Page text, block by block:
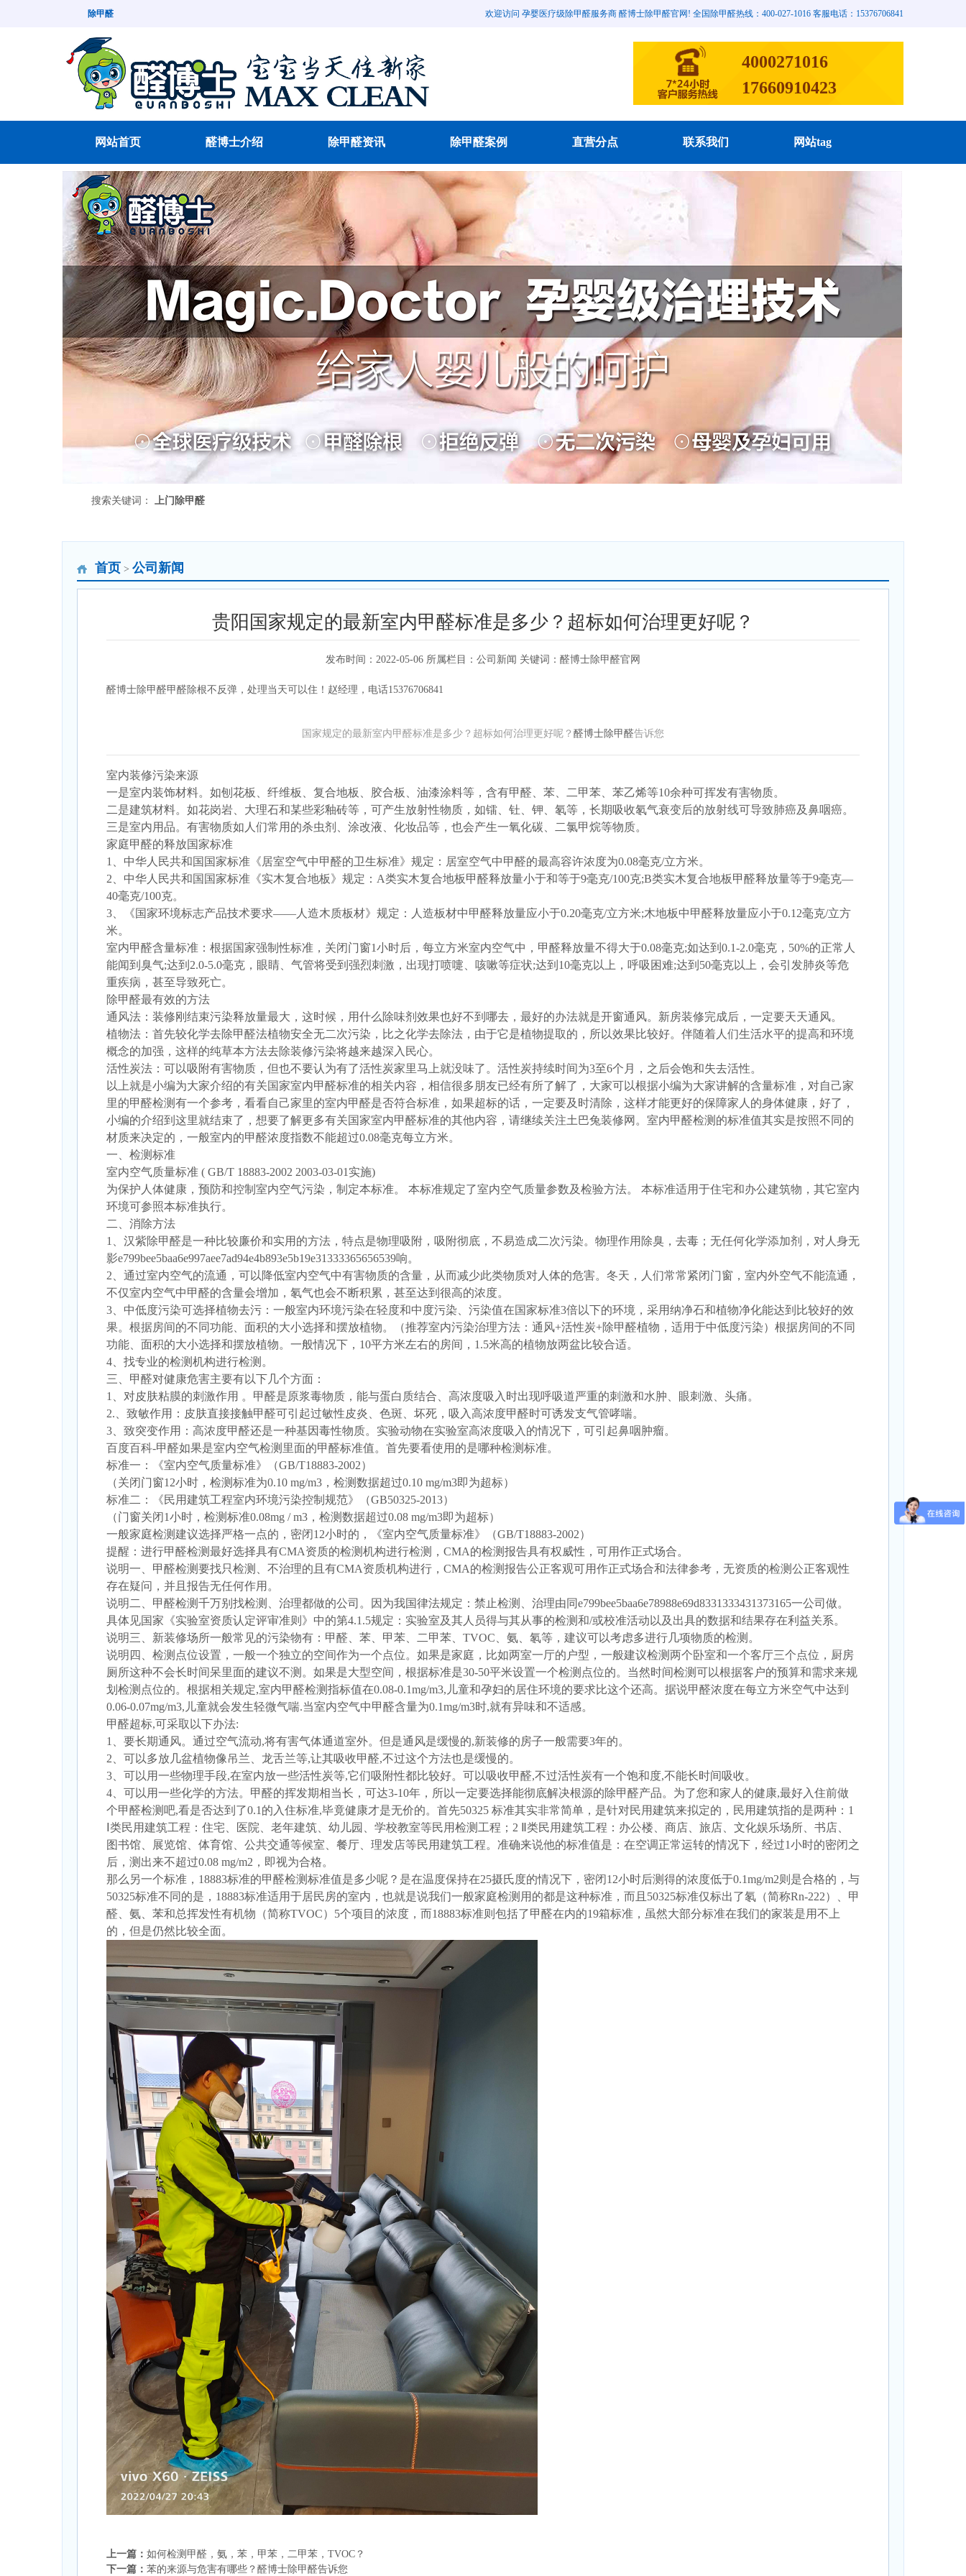
欢迎访问 孕婴医疗级除甲醛服务商 醛博士除甲醛官网! 全国除甲醛热线：400-027-1016 客服电话：15376706841
除甲醛
4000271016
17660910423
网站首页 醛博士介绍 除甲醛资讯 除甲醛案例 直营分点 联系我们 网站tag
搜索关键词： 上门除甲醛
首页 > 公司新闻
贵阳国家规定的最新室内甲醛标准是多少？超标如何治理更好呢？
发布时间：2022-05-06 所属栏目：公司新闻 关键词：醛博士除甲醛官网
醛博士除甲醛甲醛除根不反弹，处理当天可以住！赵经理，电话15376706841
国家规定的最新室内甲醛标准是多少？超标如何治理更好呢？ 醛博士除甲醛告诉您
室内装修污染来源
一是室内装饰材料。如刨花板、纤维板、复合地板、胶合板、油漆涂料等，含有甲醛、苯、二甲苯、苯乙烯等10余种可挥发有害物质。
二是建筑材料。如花岗岩、大理石和某些彩釉砖等，可产生放射性物质，如镭、钍、钾、氡等，长期吸收氡气衰变后的放射线可导致肺癌及鼻咽癌。
三是室内用品。有害物质如人们常用的杀虫剂、涂改液、化妆品等，也会产生一氧化碳、二氯甲烷等物质。
家庭甲醛的释放国家标准
1、中华人民共和国国家标准《居室空气中甲醛的卫生标准》规定：居室空气中甲醛的最高容许浓度为0.08毫克/立方米。
2、中华人民共和国国家标准《实木复合地板》规定：A类实木复合地板甲醛释放量小于和等于9毫克/100克;B类实木复合地板甲醛释放量等于9毫克—
40毫克/100克。
3、《国家环境标志产品技术要求——人造木质板材》规定：人造板材中甲醛释放量应小于0.20毫克/立方米;木地板中甲醛释放量应小于0.12毫克/立方
米。
室内甲醛含量标准：根据国家强制性标准，关闭门窗1小时后，每立方米室内空气中，甲醛释放量不得大于0.08毫克;如达到0.1-2.0毫克，50%的正常人
能闻到臭气;达到2.0-5.0毫克，眼睛、气管将受到强烈刺激，出现打喷嚏、咳嗽等症状;达到10毫克以上，呼吸困难;达到50毫克以上，会引发肺炎等危
重疾病，甚至导致死亡。
除甲醛最有效的方法
通风法：装修刚结束污染释放量最大，这时候，用什么除味剂效果也好不到哪去，最好的办法就是开窗通风。新房装修完成后，一定要天天通风。
植物法：首先较化学去除甲醛法植物安全无二次污染，比之化学去除法，由于它是植物提取的，所以效果比较好。伴随着人们生活水平的提高和环境
概念的加强，这样的纯草本方法去除装修污染将越来越深入民心。
活性炭法：可以吸附有害物质，但也不要认为有了活性炭家里马上就没味了。活性炭持续时间为3至6个月，之后会饱和失去活性。
以上就是小编为大家介绍的有关国家室内甲醛标准的相关内容，相信很多朋友已经有所了解了，大家可以根据小编为大家讲解的含量标准，对自己家
里的甲醛检测有一个参考，看看自己家里的室内甲醛是否符合标准，如果超标的话，一定要及时清除，这样才能更好的保障家人的身体健康，好了，
小编的介绍到这里就结束了，想要了解更多有关国家室内甲醛标准的其他内容，请继续关注土巴兔装修网。室内甲醛检测的标准值其实是按照不同的
材质来决定的，一般室内的甲醛浓度指数不能超过0.08毫克每立方米。
一、检测标准
室内空气质量标准 ( GB/T 18883-2002 2003-03-01实施)
为保护人体健康，预防和控制室内空气污染，制定本标准。 本标准规定了室内空气质量参数及检验方法。 本标准适用于住宅和办公建筑物，其它室内
环境可参照本标准执行。
二、消除方法
1、汉紫除甲醛是一种比较廉价和实用的方法，特点是物理吸附，吸附彻底，不易造成二次污染。物理作用除臭，去毒；无任何化学添加剂，对人身无
影e799bee5baa6e997aee7ad94e4b893e5b19e31333365656539响。
2、通过室内空气的流通，可以降低室内空气中有害物质的含量，从而减少此类物质对人体的危害。冬天，人们常常紧闭门窗，室内外空气不能流通，
不仅室内空气中甲醛的含量会增加，氡气也会不断积累，甚至达到很高的浓度。
3、中低度污染可选择植物去污：一般室内环境污染在轻度和中度污染、污染值在国家标准3倍以下的环境，采用纳净石和植物净化能达到比较好的效
果。根据房间的不同功能、面积的大小选择和摆放植物。（推荐室内污染治理方法：通风+活性炭+除甲醛植物，适用于中低度污染）根据房间的不同
功能、面积的大小选择和摆放植物。一般情况下，10平方米左右的房间，1.5米高的植物放两盆比较合适。
4、找专业的检测机构进行检测。
三、甲醛对健康危害主要有以下几个方面：
1、对皮肤粘膜的刺激作用 。甲醛是原浆毒物质，能与蛋白质结合、高浓度吸入时出现呼吸道严重的刺激和水肿、眼刺激、头痛。
2.、致敏作用：皮肤直接接触甲醛可引起过敏性皮炎、色斑、坏死，吸入高浓度甲醛时可诱发支气管哮喘。
3、致突变作用：高浓度甲醛还是一种基因毒性物质。实验动物在实验室高浓度吸入的情况下，可引起鼻咽肿瘤。
百度百科-甲醛如果是室内空气检测里面的甲醛标准值。首先要看使用的是哪种检测标准。
标准一：《室内空气质量标准》（GB/T18883-2002）
（关闭门窗12小时，检测标准为0.10 mg/m3，检测数据超过0.10 mg/m3即为超标）
标准二：《民用建筑工程室内环境污染控制规范》（GB50325-2013）
（门窗关闭1小时，检测标准0.08mg / m3，检测数据超过0.08 mg/m3即为超标）
一般家庭检测建议选择严格一点的，密闭12小时的，《室内空气质量标准》（GB/T18883-2002）
提醒：进行甲醛检测最好选择具有CMA资质的检测机构进行检测，CMA的检测报告具有权威性，可用作正式场合。
说明一、甲醛检测要找只检测、不治理的且有CMA资质机构进行，CMA的检测报告公正客观可用作正式场合和法律参考，无资质的检测公正客观性
存在疑问，并且报告无任何作用。
说明二、甲醛检测千万别找检测、治理都做的公司。因为我国律法规定：禁止检测、治理由同e799bee5baa6e78988e69d8331333431373165一公司做。
具体见国家《实验室资质认定评审准则》中的第4.1.5规定：实验室及其人员得与其从事的检测和/或校准活动以及出具的数据和结果存在利益关系。
说明三、新装修场所一般常见的污染物有：甲醛、苯、甲苯、二甲苯、TVOC、氨、氡等，建议可以考虑多进行几项物质的检测。
说明四、检测点位设置，一般一个独立的空间作为一个点位。如果是家庭，比如两室一厅的户型，一般建议检测两个卧室和一个客厅三个点位，厨房
厕所这种不会长时间呆里面的建议不测。如果是大型空间，根据标准是30-50平米设置一个检测点位的。当然时间检测可以根据客户的预算和需求来规
划检测点位的。根据相关规定,室内甲醛检测指标值在0.08-0.1mg/m3,儿童和孕妇的居住环境的要求比这个还高。据说甲醛浓度在每立方米空气中达到
0.06-0.07mg/m3,儿童就会发生轻微气喘.当室内空气中甲醛含量为0.1mg/m3时,就有异味和不适感。
甲醛超标,可采取以下办法:
1、要长期通风。通过空气流动,将有害气体通道室外。但是通风是缓慢的,新装修的房子一般需要3年的。
2、可以多放几盆植物像吊兰、龙舌兰等,让其吸收甲醛,不过这个方法也是缓慢的。
3、可以用一些物理手段,在室内放一些活性炭等,它们吸附性都比较好。可以吸收甲醛,不过活性炭有一个饱和度,不能长时间吸收。
4、可以用一些化学的方法。甲醛的挥发期相当长，可达3-10年，所以一定要选择能彻底解决根源的除甲醛产品。为了您和家人的健康,最好入住前做
个甲醛检测吧,看是否达到了0.1的入住标准,毕竟健康才是无价的。首先50325 标准其实非常简单，是针对民用建筑来拟定的，民用建筑指的是两种：1
Ⅰ类民用建筑工程：住宅、医院、老年建筑、幼儿园、学校教室等民用检测工程；2 Ⅱ类民用建筑工程：办公楼、商店、旅店、文化娱乐场所、书店、
图书馆、展览馆、体育馆、公共交通等候室、餐厅、理发店等民用建筑工程。准确来说他的标准值是：在空调正常运转的情况下，经过1小时的密闭之
后，测出来不超过0.08 mg/m2，即视为合格。
那么另一个标准，18883标准的甲醛检测标准值是多少呢？是在温度保持在25摄氏度的情况下，密闭12小时后测得的浓度低于0.1mg/m2则是合格的，与
50325标准不同的是，18883标准适用于居民房的室内，也就是说我们一般家庭检测用的都是这种标准，而且50325标准仅标出了氡（简称Rn-222）、甲
醛、氨、苯和总挥发性有机物（简称TVOC）5个项目的浓度，而18883标准则包括了甲醛在内的19箱标准，虽然大部分标准在我们的家装是用不上
的，但是仍然比较全面。
上一篇： 如何检测甲醛，氨，苯，甲苯，二甲苯，TVOC？
下一篇： 苯的来源与危害有哪些？醛博士除甲醛告诉您